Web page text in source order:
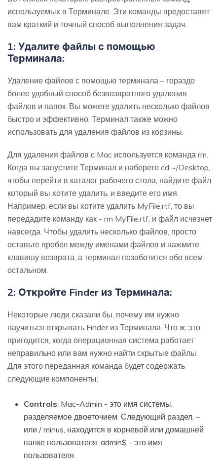
используемых в Терминале. Эти команды предоставят
вам краткий и точный способ выполнения задач.
1: Удалите файлы с помощью
Терминала:
Удаление файлов с помощью терминала – гораздо
более удобный способ безвозвратного удаления
файлов и папок. Вы можете удалить несколько файлов
быстро и эффективно. Терминал также можно
использовать для удаления файлов из корзины.
Для удаления файлов с Mac используется команда rm.
Когда вы запустите Терминал и наберете cd ~/Desktop,
чтобы перейти в каталог рабочего стола, найдите файл,
который вы хотите удалить, и введите его имя.
Например, если вы хотите удалить MyFile.rtf, то вы
передадите команду как - rm MyFile.rtf, и файл исчезнет
навсегда. Чтобы удалить несколько файлов, просто
оставьте пробел между именами файлов и нажмите
клавишу возврата, а терминал позаботится обо всем
остальном.
2: Откройте Finder из Терминала:
Некоторые люди сказали бы, почему им нужно
научиться открывать Finder из Терминала. Что ж, это
пригодится, когда операционная система работает
неправильно или вам нужно найти скрытые файлы.
Для этого переданная команда будет содержать
следующие компоненты:
Controls: Mac-Admin - это имя системы,
разделяемое двоеточием. Следующий раздел, ~
или / minus, находится в корневой или домашней
папке пользователя. admin$ - это имя
пользователя.